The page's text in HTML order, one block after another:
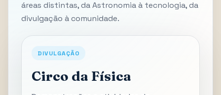
áreas distintas, da Astronomia à tecnologia, da
divulgação à comunidade.
DIVULGAÇÃO
Circo da Física